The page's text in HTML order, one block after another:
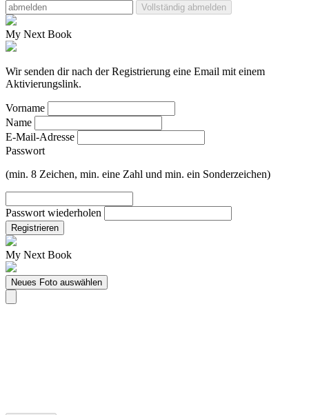
Vollständig abmelden
My Next Book
Wir senden dir nach der Registrierung eine Email mit einem
Aktivierungslink.
Vorname
Name
E-Mail-Adresse
Passwort
(min. 8 Zeichen, min. eine Zahl und min. ein Sonderzeichen)
Passwort wiederholen
Registrieren
My Next Book
Neues Foto auswählen